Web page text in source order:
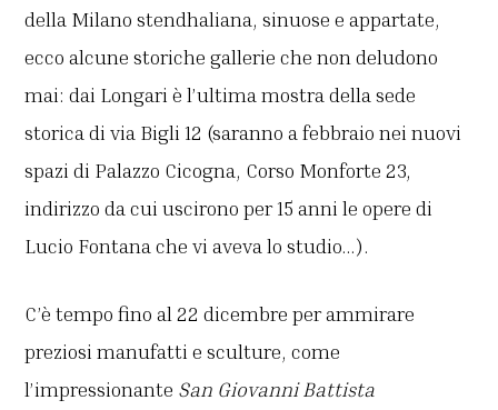
della Milano stendhaliana, sinuose e appartate,
ecco alcune storiche gallerie che non deludono
mai: dai Longari è l’ultima mostra della sede
storica di via Bigli 12 (saranno a febbraio nei nuovi
spazi di Palazzo Cicogna, Corso Monforte 23,
indirizzo da cui uscirono per 15 anni le opere di
Lucio Fontana che vi aveva lo studio…).
C’è tempo fino al 22 dicembre per ammirare
preziosi manufatti e sculture, come
l’impressionante San Giovanni Battista